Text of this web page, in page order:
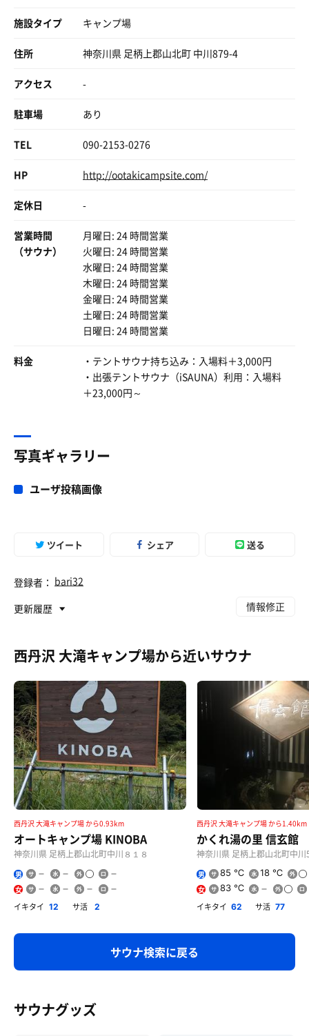
施設タイプ キャンプ場
住所 神奈川県 足柄上郡山北町 中川879-4
アクセス -
駐車場 あり
TEL 090-2153-0276
HP http://ootakicampsite.com/
定休日 -
営業時間
（サウナ）
月曜日: 24 時間営業
火曜日: 24 時間営業
水曜日: 24 時間営業
木曜日: 24 時間営業
金曜日: 24 時間営業
土曜日: 24 時間営業
日曜日: 24 時間営業
料金
・テントサウナ持ち込み：入場料＋3,000円
・出張テントサウナ（iSAUNA）利用：入場料
＋23,000円～
写真ギャラリー
ユーザ投稿画像
ツイート シェア 送る
登録者： bari32
更新履歴
情報修正
西丹沢 大滝キャンプ場から近いサウナ
西丹沢 大滝キャンプ場 から0.93km
オートキャンプ場 KINOBA
神奈川県 足柄上郡山北町中川８１８
男
女
イキタイ 12 サ活 2
西丹沢 大滝キャンプ場 から1.40km
かくれ湯の里 信玄館
神奈川県 足柄上郡山北町中
男 85 ℃ 18 ℃
女 83 ℃
イキタイ 62 サ活 77
サウナ検索に戻る
サウナグッズ